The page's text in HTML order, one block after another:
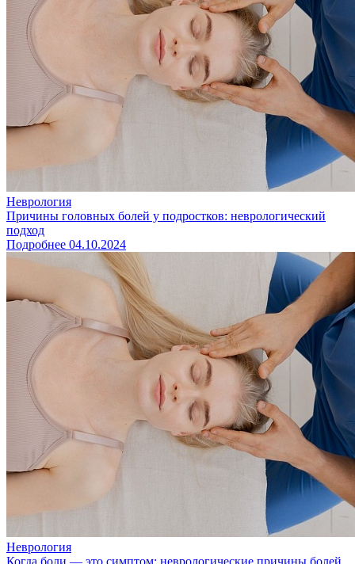
Неврология
Причины головных болей у подростков: неврологический
подход
Подробнее 04.10.2024
Неврология
Когда боли — это симптом: неврологические причины болей